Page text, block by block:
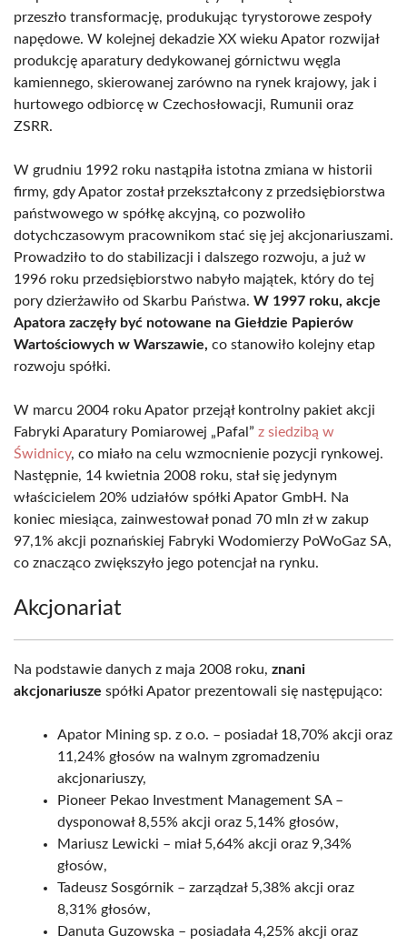
przeszło transformację, produkując tyrystorowe zespoły
napędowe. W kolejnej dekadzie XX wieku Apator rozwijał
produkcję aparatury dedykowanej górnictwu węgla
kamiennego, skierowanej zarówno na rynek krajowy, jak i
hurtowego odbiorcę w Czechosłowacji, Rumunii oraz
ZSRR.
W grudniu 1992 roku nastąpiła istotna zmiana w historii
firmy, gdy Apator został przekształcony z przedsiębiorstwa
państwowego w spółkę akcyjną, co pozwoliło
dotychczasowym pracownikom stać się jej akcjonariuszami.
Prowadziło to do stabilizacji i dalszego rozwoju, a już w
1996 roku przedsiębiorstwo nabyło majątek, który do tej
pory dzierżawiło od Skarbu Państwa. W 1997 roku, akcje
Apatora zaczęły być notowane na Giełdzie Papierów
Wartościowych w Warszawie, co stanowiło kolejny etap
rozwoju spółki.
W marcu 2004 roku Apator przejął kontrolny pakiet akcji
Fabryki Aparatury Pomiarowej „Pafal” z siedzibą w
Świdnicy, co miało na celu wzmocnienie pozycji rynkowej.
Następnie, 14 kwietnia 2008 roku, stał się jedynym
właścicielem 20% udziałów spółki Apator GmbH. Na
koniec miesiąca, zainwestował ponad 70 mln zł w zakup
97,1% akcji poznańskiej Fabryki Wodomierzy PoWoGaz SA,
co znacząco zwiększyło jego potencjał na rynku.
Akcjonariat
Na podstawie danych z maja 2008 roku, znani
akcjonariusze spółki Apator prezentowali się następująco:
Apator Mining sp. z o.o. – posiadał 18,70% akcji oraz
11,24% głosów na walnym zgromadzeniu
akcjonariuszy,
Pioneer Pekao Investment Management SA –
dysponował 8,55% akcji oraz 5,14% głosów,
Mariusz Lewicki – miał 5,64% akcji oraz 9,34%
głosów,
Tadeusz Sosgórnik – zarządzał 5,38% akcji oraz
8,31% głosów,
Danuta Guzowska – posiadała 4,25% akcji oraz